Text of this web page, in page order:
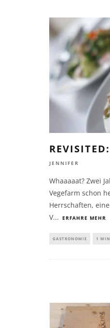
JENNIFER
Whaaaaat? Zwei
Vegefarm schon
Herrschaften,
V... ERFAHRE MEHR
GASTRONOMIE 1 MIN